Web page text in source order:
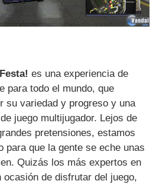
es una experiencia de
para todo el mundo, que
su variedad y progreso y una
juego multijugador. Lejos de
pretensiones, estamos
para que la gente se eche unas
Quizás los más expertos en
de disfrutar del juego,